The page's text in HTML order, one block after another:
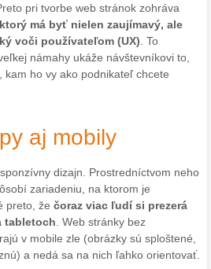
pri tvorbe web stránok zohráva
má byť nielen zaujímavý, ale
voči používateľom (UX). To
námahy ukáže návštevníkovi to,
ho vy ako podnikateľ chcete
aj mobily
dizajn. Prostredníctvom neho
zariadeniu, na ktorom je
preto, že čoraz viac ľudí si prezerá
tabletoch. Web stránky bez
v mobile zle (obrázky sú sploštené,
a nedá sa na nich ľahko orientovať.